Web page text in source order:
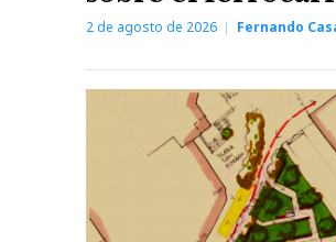
2 de agosto de 2026 Fernando